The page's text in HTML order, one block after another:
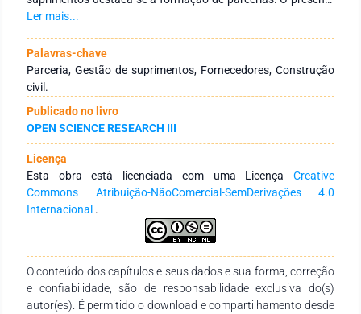
artigo tem como objetivo caracterizar o relacionamento do
construtores, com a finalidade de subsidiar estratégias para a
formação de parcerias. Foi realizada uma pesquisa aplicada,
descritiva e quantitativa em empresas fornecedoras, sendo
os dados analisados por meio de estatística descritiva e
inferencial (correlação de Pearson). Os resultados revelam
que a aliança com uma grande construtora promove ao
fornecedor maior credibilidade e estabilidade da mão de obra
e da produção. Para subsidiar a formação de parceria, sob a
ótica do fornecedor, é essencial uma relação duradoura,
elevado nível de confiança, seleção e avaliação dos
fornecedores, maior volume de reuniões com o setor de
suprimento e corpo técnico dos clientes e poder de barganha
Ler mais...
Palavras-chave
Parceria, Gestão de suprimentos, Fornecedores, Construção
civil.
Publicado no livro
OPEN SCIENCE RESEARCH III
Licença
Esta obra está licenciada com uma Licença Creative
Commons Atribuição-NãoComercial-SemDerivações 4.0
Internacional .
O conteúdo dos capítulos e seus dados e sua forma, correção
e confiabilidade, são de responsabilidade exclusiva do(s)
autor(es). É permitido o download e compartilhamento desde